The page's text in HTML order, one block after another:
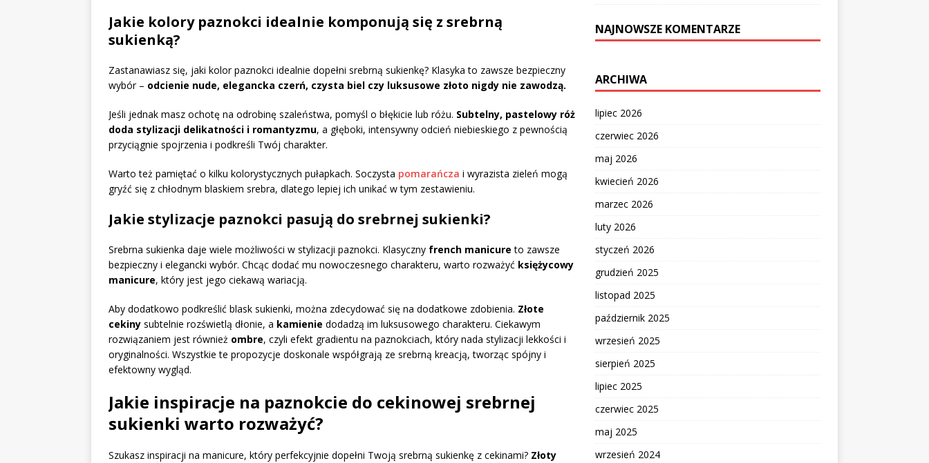
Jakie kolory paznokci idealnie komponują się z srebrną
sukienką?
Zastanawiasz się, jaki kolor paznokci idealnie dopełni srebrną sukienkę? Klasyka to zawsze bezpieczny
wybór – odcienie nude, elegancka czerń, czysta biel czy luksusowe złoto nigdy nie zawodzą.
Jeśli jednak masz ochotę na odrobinę szaleństwa, pomyśl o błękicie lub różu. Subtelny, pastelowy róż
doda stylizacji delikatności i romantyzmu, a głęboki, intensywny odcień niebieskiego z pewnością
przyciągnie spojrzenia i podkreśli Twój charakter.
Warto też pamiętać o kilku kolorystycznych pułapkach. Soczysta pomarańcza i wyrazista zieleń mogą
gryźć się z chłodnym blaskiem srebra, dlatego lepiej ich unikać w tym zestawieniu.
Jakie stylizacje paznokci pasują do srebrnej sukienki?
Srebrna sukienka daje wiele możliwości w stylizacji paznokci. Klasyczny french manicure to zawsze
bezpieczny i elegancki wybór. Chcąc dodać mu nowoczesnego charakteru, warto rozważyć księżycowy
manicure, który jest jego ciekawą wariacją.
Aby dodatkowo podkreślić blask sukienki, można zdecydować się na dodatkowe zdobienia. Złote
cekiny subtelnie rozświetlą dłonie, a kamienie dodadzą im luksusowego charakteru. Ciekawym
rozwiązaniem jest również ombre, czyli efekt gradientu na paznokciach, który nada stylizacji lekkości i
oryginalności. Wszystkie te propozycje doskonale współgrają ze srebrną kreacją, tworząc spójny i
efektowny wygląd.
Jakie inspiracje na paznokcie do cekinowej srebrnej
sukienki warto rozważyć?
Szukasz inspiracji na manicure, który perfekcyjnie dopełni Twoją srebrną sukienkę z cekinami? Złoty
NAJNOWSZE KOMENTARZE
ARCHIWA
lipiec 2026
czerwiec 2026
maj 2026
kwiecień 2026
marzec 2026
luty 2026
styczeń 2026
grudzień 2025
listopad 2025
październik 2025
wrzesień 2025
sierpień 2025
lipiec 2025
czerwiec 2025
maj 2025
wrzesień 2024